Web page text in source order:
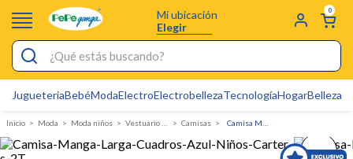
Mi ubicación
Elegir
0
¿Qué estás buscando?
JugueteriaBebéModaElectroElectrobellezaTecnologíaHogarBelleza
Moda Moda niños Vestuario Exterior Niño Camisas
Pijamas